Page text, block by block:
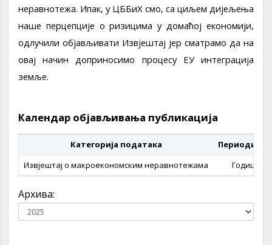
неравнотежа. Ипак, у ЦББиХ смо, са циљем дијељења
наше перцепције о ризицима у домаћој економији,
одлучили објављивати Извјештај јер сматрамо да на
овај начин доприносимо процесу ЕУ интеграција
земље.
Календар објављивања публикација
Категорија података
Извјештај о макроекономским неравнотежама
Годишње
Архива: